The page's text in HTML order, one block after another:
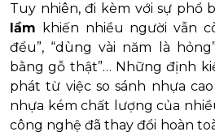
Tuy nhiên, đi kèm với sự phổ
lầm khiến nhiều người vẫn
đểu”, “dùng vài năm là
bằng gỗ thật”… Những định
phát từ việc so sánh nhựa
nhựa kém chất lượng của
công nghệ đã thay đổi hoàn